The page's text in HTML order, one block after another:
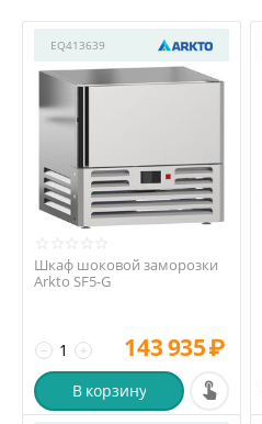
EQ413639
Шкаф шоковой заморозки
Arkto SF5-G
+
− 143 935₽
В корзину